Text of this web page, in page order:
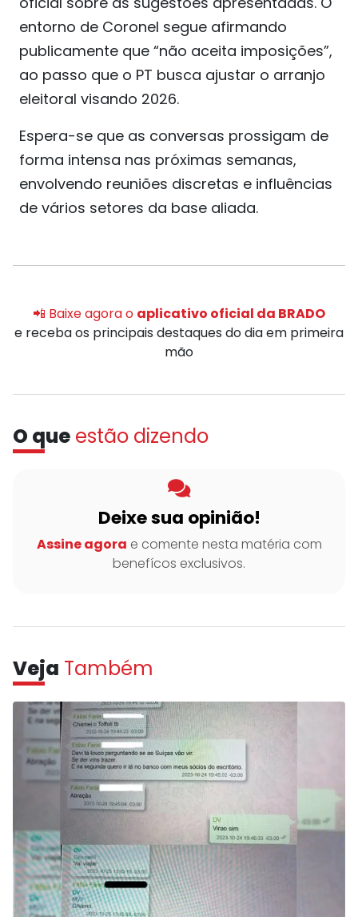
entorno de Coronel segue afirmando
publicamente que “não aceita imposições”,
ao passo que o PT busca ajustar o arranjo
eleitoral visando 2026.
Espera-se que as conversas prossigam de
forma intensa nas próximas semanas,
envolvendo reuniões discretas e influências
de vários setores da base aliada.
📲 Baixe agora o aplicativo oficial da BRADO
e receba os principais destaques do dia em primeira
mão
O que estão dizendo
Deixe sua opinião!
Assine agora e comente nesta matéria com
benefícos exclusivos.
Veja Também